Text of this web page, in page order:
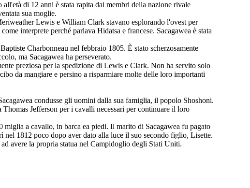
di 12 anni è stata rapita dai membri della nazione rivale
sua moglie.
Lewis e William Clark stavano esplorando l'ovest per
interprete perché parlava Hidatsa e francese. Sacagawea è stata
Charbonneau nel febbraio 1805. È stato scherzosamente
ma Sacagawea ha perseverato.
preziosa per la spedizione di Lewis e Clark. Non ha servito solo
da mangiare e persino a risparmiare molte delle loro importanti
condusse gli uomini dalla sua famiglia, il popolo Shoshoni.
Jefferson per i cavalli necessari per continuare il loro
a cavallo, in barca ea piedi. Il marito di Sacagawea fu pagato
1812 poco dopo aver dato alla luce il suo secondo figlio, Lisette.
avere la propria statua nel Campidoglio degli Stati Uniti.